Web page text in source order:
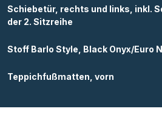
Schiebetür, rechts und links, inkl.
der 2. Sitzreihe
Stoff Barlo Style, Black Onyx/Euro
Teppichfußmatten, vorn